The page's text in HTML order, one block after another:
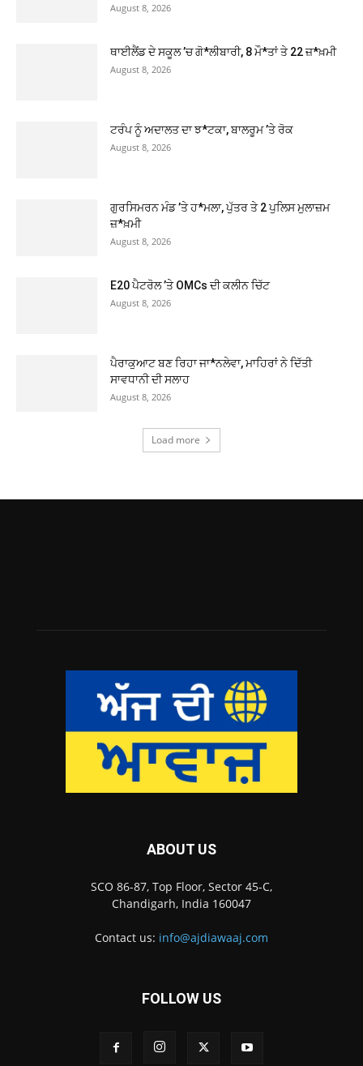
August 8, 2026
ਥਾਈਲੈਂਡ ਦੇ ਸਕੂਲ ’ਚ ਗੋ*ਲੀਬਾਰੀ, 8 ਮੌ*ਤਾਂ ਤੇ 22 ਜ਼*ਖ਼ਮੀ
August 8, 2026
ਟਰੰਪ ਨੂੰ ਅਦਾਲਤ ਦਾ ਝ*ਟਕਾ, ਬਾਲਰੂਮ ’ਤੇ ਰੋਕ
August 8, 2026
ਗੁਰਸਿਮਰਨ ਮੰਡ ’ਤੇ ਹ*ਮਲਾ, ਪੁੱਤਰ ਤੇ 2 ਪੁਲਿਸ ਮੁਲਾਜ਼ਮ
ਜ਼*ਖ਼ਮੀ
August 8, 2026
E20 ਪੈਟਰੋਲ ’ਤੇ OMCs ਦੀ ਕਲੀਨ ਚਿੱਟ
August 8, 2026
ਪੈਰਾਕੁਆਟ ਬਣ ਰਿਹਾ ਜਾ*ਨਲੇਵਾ, ਮਾਹਿਰਾਂ ਨੇ ਦਿੱਤੀ
ਸਾਵਧਾਨੀ ਦੀ ਸਲਾਹ
August 8, 2026
Load more
ABOUT US
SCO 86-87, Top Floor, Sector 45-C,
Chandigarh, India 160047
Contact us: info@ajdiawaaj.com
FOLLOW US